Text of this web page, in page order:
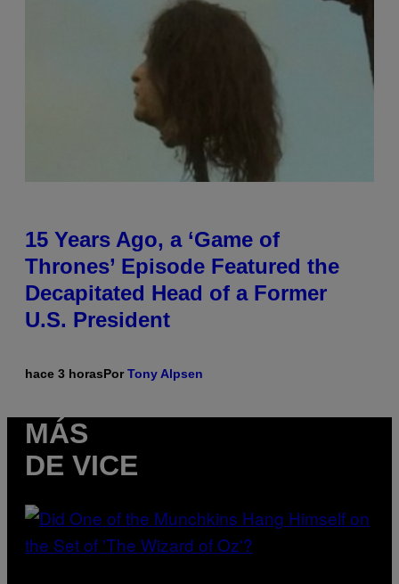
15 Years Ago, a ‘Game of
Thrones’ Episode Featured the
Decapitated Head of a Former
U.S. President
hace 3 horasPorTony Alpsen
MÁS
DE VICE